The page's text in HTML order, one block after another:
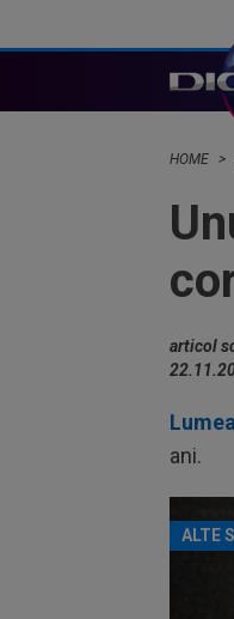
HOME
articol
ani.
ALTE